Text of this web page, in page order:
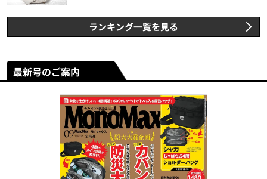
ランキング一覧を見る
最新号のご案内